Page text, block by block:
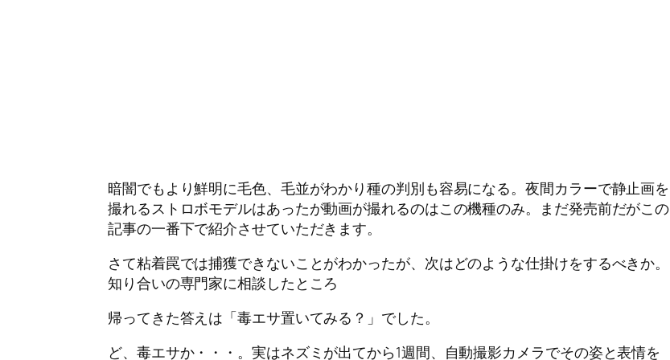
暗闇でもより鮮明に毛色、毛並がわかり種の判別も容易になる。夜間カラーで静止画を
撮れるストロボモデルはあったが動画が撮れるのはこの機種のみ。まだ発売前だがこの
記事の一番下で紹介させていただきます。
さて粘着罠では捕獲できないことがわかったが、次はどのような仕掛けをするべきか。
知り合いの専門家に相談したところ
帰ってきた答えは「毒エサ置いてみる？」でした。
ど、毒エサか・・・。実はネズミが出てから1週間、自動撮影カメラでその姿と表情を